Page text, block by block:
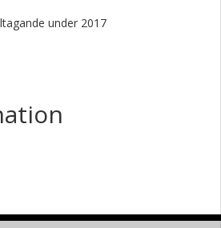
under 2017